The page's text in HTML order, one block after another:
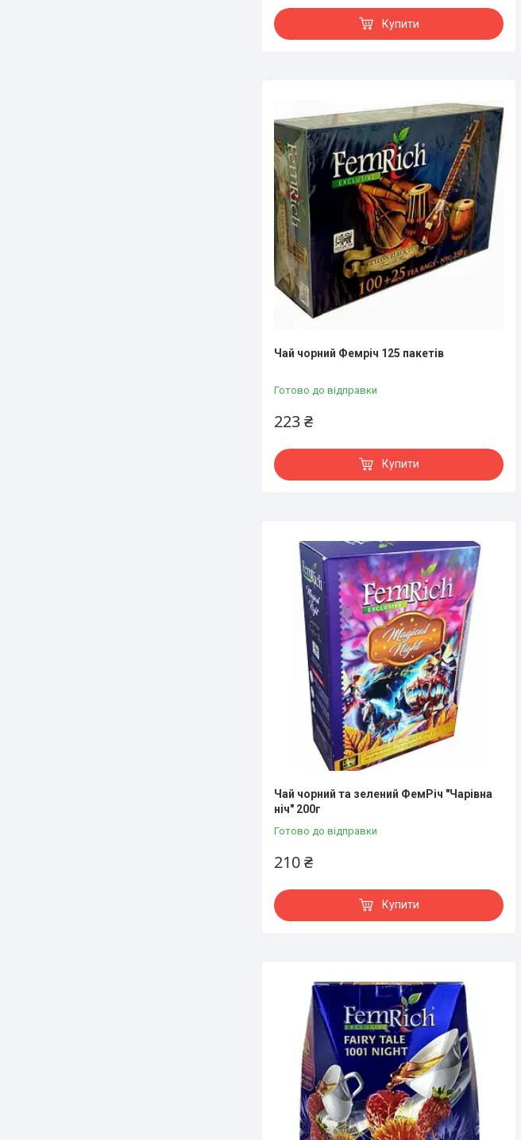
Купити
Чай чорний Фемріч 125 пакетів
Готово до відправки
223 ₴
Купити
Чай чорний та зелений ФемРіч "Чарівна
ніч" 200г
Готово до відправки
210 ₴
Купити